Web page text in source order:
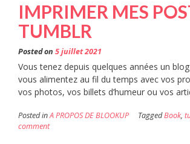
IMPRIMER MES
TUMBLR
Posted on 5 juillet 2021
Vous tenez depuis quelques années un
vous alimentez au fil du temps avec vos
vos photos, vos billets d’humeur ou vos
Posted inA PROPOS DE BLOOKUP TaggedBook,
comment